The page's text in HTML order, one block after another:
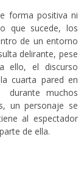
forma positiva ni
que sucede, los
de un entorno
delirante, pese
ello, el discurso
cuarta pared en
durante muchos
un personaje se
al espectador
de ella.